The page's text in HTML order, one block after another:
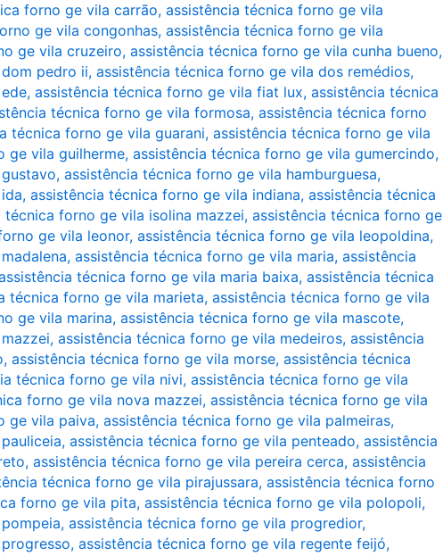
forno ge vila carrão, assistência técnica forno ge vila
ge vila congonhas, assistência técnica forno ge vila
ge vila cruzeiro, assistência técnica forno ge vila cunha bueno,
pedro ii, assistência técnica forno ge vila dos remédios,
, assistência técnica forno ge vila fiat lux, assistência técnica
técnica forno ge vila formosa, assistência técnica forno
técnica forno ge vila guarani, assistência técnica forno ge vila
ge vila guilherme, assistência técnica forno ge vila gumercindo,
, assistência técnica forno ge vila hamburguesa,
, assistência técnica forno ge vila indiana, assistência técnica
técnica forno ge vila isolina mazzei, assistência técnica forno ge
ge vila leonor, assistência técnica forno ge vila leopoldina,
, assistência técnica forno ge vila maria, assistência
técnica forno ge vila maria baixa, assistência técnica
técnica forno ge vila marieta, assistência técnica forno ge vila
ge vila marina, assistência técnica forno ge vila mascote,
, assistência técnica forno ge vila medeiros, assistência
, assistência técnica forno ge vila morse, assistência técnica
técnica forno ge vila nivi, assistência técnica forno ge vila
forno ge vila nova mazzei, assistência técnica forno ge vila
ge vila paiva, assistência técnica forno ge vila palmeiras,
, assistência técnica forno ge vila penteado, assistência
, assistência técnica forno ge vila pereira cerca, assistência
técnica forno ge vila pirajussara, assistência técnica forno
forno ge vila pita, assistência técnica forno ge vila polopoli,
, assistência técnica forno ge vila progredior,
, assistência técnica forno ge vila regente feijó,